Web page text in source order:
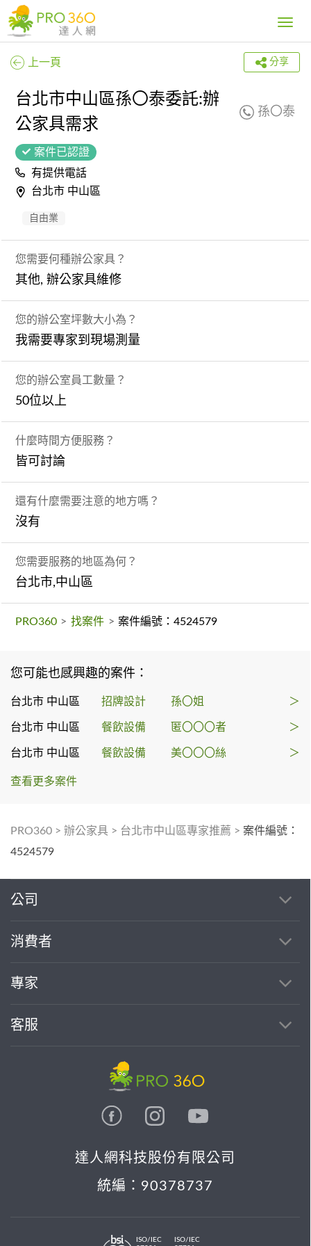
Toggle
上一頁 分享
台北市中山區孫〇泰委託:辦
公家具需求
孫〇泰
案件已認證
有提供電話
台北市 中山區
自由業
您需要何種辦公家具？
其他, 辦公家具維修
您的辦公室坪數大小為？
我需要專家到現場測量
您的辦公室員工數量？
50位以上
什麼時間方便服務？
皆可討論
還有什麼需要注意的地方嗎？
沒有
您需要服務的地區為何？
台北市,中山區
PRO360 > 找案件 > 案件編號：4524579
您可能也感興趣的案件：
台北市 中山區 招牌設計 孫〇姐 ＞
台北市 中山區 餐飲設備 匿〇〇〇者 ＞
台北市 中山區 餐飲設備 美〇〇〇絲 ＞
查看更多案件
PRO360 > 辦公家具 > 台北市中山區專家推薦 > 案件編號：
4524579
公司
消費者
專家
客服
達人網科技股份有限公司
統編：90378737
ISO/IEC
ISO/IEC